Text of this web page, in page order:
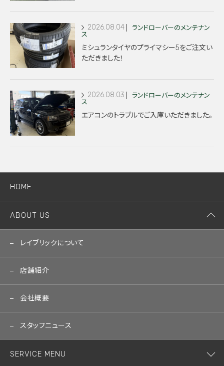
2026.08.04
ランドローバーのメンテナン
ス
ミシュランタイヤのプライマシー5をご注文い
ただきました！
2026.08.03
ランドローバーのメンテナン
ス
エアコンのトラブルでご入庫いただきました。
HOME
ABOUT US
レイブリックについて
店舗紹介
会社概要
スタッフニュース
SERVICE MENU